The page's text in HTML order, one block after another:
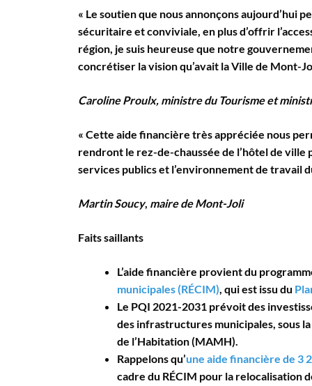
« Le soutien que nous annonçons
sécuritaire et conviviale, en plus d’offrir
région, je suis heureuse que notre
concrétiser la vision qu’avait la Ville de Mont-
Caroline Proulx, ministre du Tourisme et
« Cette aide financière très appréciée nous
rendront le rez-de-chaussée de l’hôtel de ville
services publics et l’environnement de travail
Martin Soucy, maire de Mont-Joli
Faits saillants
L’aide financière provient du
municipales (RÉCIM), qui est issu du
Le PQI 2021-2031 prévoit des
des infrastructures municipales, sous
de l’Habitation (MAMH).
Rappelons qu’une aide financière de 3
cadre du RÉCIM pour la relocalisation